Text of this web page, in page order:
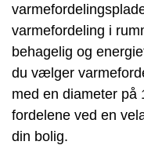
varmefordeling i
behagelig og
du vælger
med en diameter på
fordelene ved en
din bolig.